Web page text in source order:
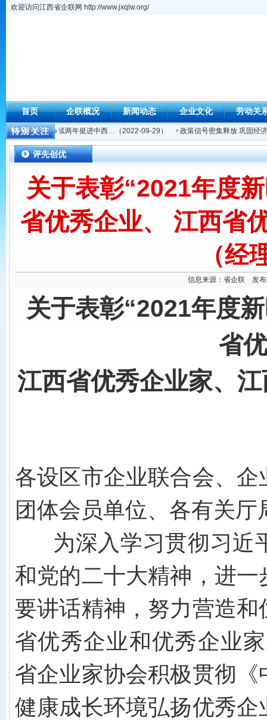
欢迎访问江西省企联网 http://www.jxqlw.org/
首页 企联概况 新闻动态 企业文化 劳动关
再进9位 连续两年挺进中西…（2022-09-29） 政策信号密集释放 巩固经济回
评先创优
关于表彰“2021年度
省优秀企业、 江西省
（经
信息来源：省企联 发
关于表彰“2021年度
省
江西省优秀企业家、
各设区市企业联合会、
团体会员单位、各有关
为深入学习贯彻习近
和党的二十大精神，进
要讲话精神，努力营造
省优秀企业和优秀企业
省企业家协会积极贯彻《
健康成长环境弘扬优秀